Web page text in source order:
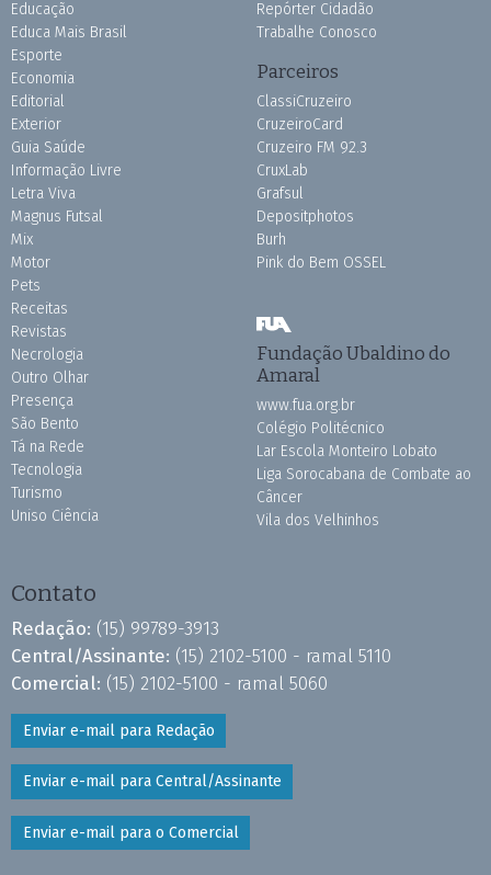
Educação
Educa Mais Brasil
Esporte
Economia
Editorial
Exterior
Guia Saúde
Informação Livre
Letra Viva
Magnus Futsal
Mix
Motor
Pets
Receitas
Revistas
Necrologia
Outro Olhar
Presença
São Bento
Tá na Rede
Tecnologia
Turismo
Uniso Ciência
Repórter Cidadão
Trabalhe Conosco
Parceiros
ClassiCruzeiro
CruzeiroCard
Cruzeiro FM 92.3
CruxLab
Grafsul
Depositphotos
Burh
Pink do Bem OSSEL
Fundação Ubaldino do
Amaral
www.fua.org.br
Colégio Politécnico
Lar Escola Monteiro Lobato
Liga Sorocabana de Combate ao
Câncer
Vila dos Velhinhos
Contato
Redação: (15) 99789-3913
Central/Assinante: (15) 2102-5100 - ramal 5110
Comercial: (15) 2102-5100 - ramal 5060
Enviar e-mail para Redação
Enviar e-mail para Central/Assinante
Enviar e-mail para o Comercial